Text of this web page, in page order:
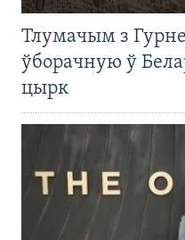
Тлумачым з
ўборачную ў
цырк